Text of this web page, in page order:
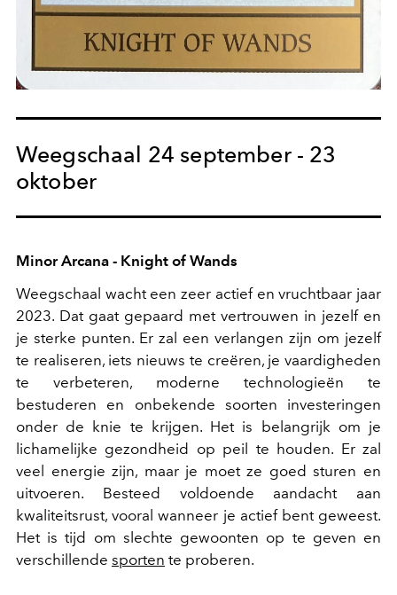
Weegschaal 24 september - 23
oktober
Minor Arcana - Knight of Wands
Weegschaal wacht een zeer actief en vruchtbaar jaar
2023. Dat gaat gepaard met vertrouwen in jezelf en
je sterke punten. Er zal een verlangen zijn om jezelf
te realiseren, iets nieuws te creëren, je vaardigheden
te verbeteren, moderne technologieën te
bestuderen en onbekende soorten investeringen
onder de knie te krijgen. Het is belangrijk om je
lichamelijke gezondheid op peil te houden. Er zal
veel energie zijn, maar je moet ze goed sturen en
uitvoeren. Besteed voldoende aandacht aan
kwaliteitsrust, vooral wanneer je actief bent geweest.
Het is tijd om slechte gewoonten op te geven en
verschillende sporten te proberen.